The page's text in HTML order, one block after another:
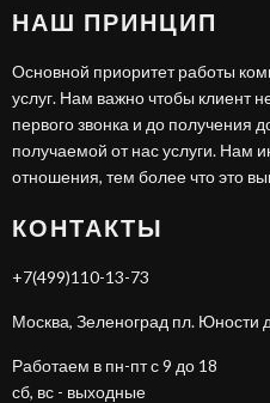
НАШ ПРИНЦИП
Основной приоритет работы
услуг. Нам важно чтобы клиент
первого звонка и до получения
получаемой от нас услуги. Нам
отношения, тем более что это
КОНТАКТЫ
+7(499)110-13-73
Москва, Зеленоград пл. Юности
Работаем в пн-пт с 9 до 18
сб, вс - выходные